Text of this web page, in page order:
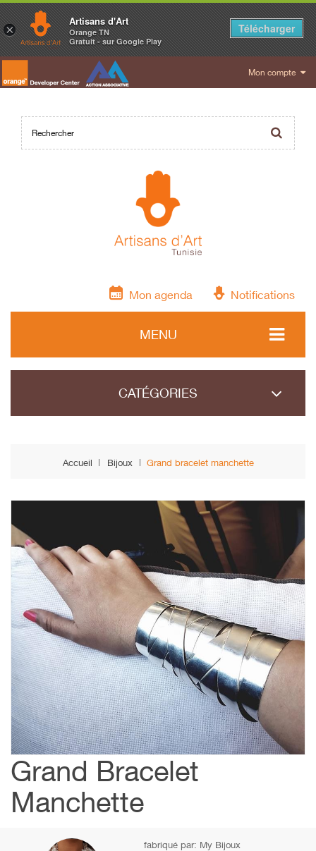
Mon compte
Mon agenda Notifications
MENU
CATÉGORIES
Accueil Bijoux Grand bracelet manchette
Grand Bracelet
Manchette
fabriqué par: My Bijoux
×
Artisans d'Art
Orange TN
Gratuit - sur Google Play
Télécharger